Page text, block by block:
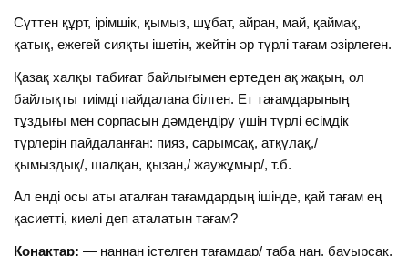
Сүттен құрт, ірімшік, қымыз, шұбат, айран, май, қаймақ,
қатық, ежегей сияқты ішетін, жейтін әр түрлі тағам әзірлеген.
Қазақ халқы табиғат байлығымен ертеден ақ жақын, ол
байлықты тиімді пайдалана білген. Ет тағамдарының
тұздығы мен сорпасын дәмдендіру үшін түрлі өсімдік
түрлерін пайдаланған: пияз, сарымсақ, атқұлақ,/
қымыздық/, шалқан, қызан,/ жаужұмыр/, т.б.
Ал енді осы аты аталған тағамдардың ішінде, қай тағам ең
қасиетті, киелі деп аталатын тағам?
Қонақтар: — наннан істелген тағамдар/ таба нан, бауырсақ,